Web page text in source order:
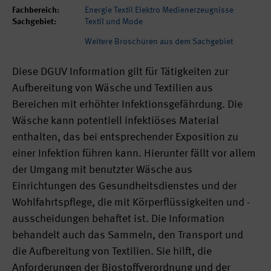
Fachbereich:
Energie Textil Elektro Medienerzeugnisse
Sachgebiet:
Textil und Mode
Weitere Broschüren aus dem Sachgebiet
Diese DGUV Information gilt für Tätigkeiten zur
Aufbereitung von Wäsche und Textilien aus
Bereichen mit erhöhter Infektionsgefährdung. Die
Wäsche kann potentiell infektiöses Material
enthalten, das bei entsprechender Exposition zu
einer Infektion führen kann. Hierunter fällt vor allem
der Umgang mit benutzter Wäsche aus
Einrichtungen des Gesundheitsdienstes und der
Wohlfahrtspflege, die mit Körperflüssigkeiten und -
ausscheidungen behaftet ist. Die Information
behandelt auch das Sammeln, den Transport und
die Aufbereitung von Textilien. Sie hilft, die
Anforderungen der Biostoffverordnung und der